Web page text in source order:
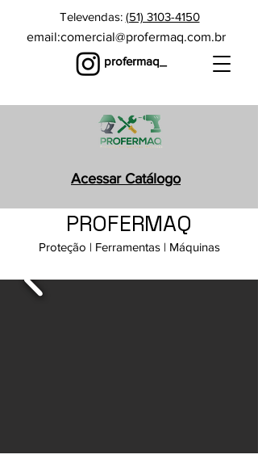
Televendas: (51) 3103-4150
email:comercial@profermaq.com.br
profermaq_
Acessar Catálogo
PROFERMAQ
Proteção | Ferramentas | Máquinas